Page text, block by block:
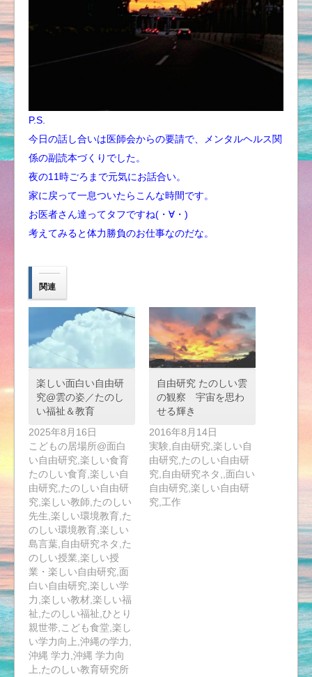
P.S.
今日の話し合いは医師会からの要請で、メンタルヘルス関
係の副読本づくりでした。
夜の11時ごろまで元気にお話合い。
家に戻って一息ついたらこんな時間です。
お医者さん達ってタフですね(・∀・)
考えてみると体力勝負のお仕事なのだな。
関連
楽しい面白い自由研
究@雲の姿／たのし
い福祉＆教育
2025年8月16日
こどもの居場所@面白
い自由研究,楽しい食育
たのしい食育,楽しい自
由研究,たのしい自由研
究,楽しい教師,たのしい
先生,楽しい環境教育,た
のしい環境教育,楽しい
島言葉,自由研究ネタ,た
のしい授業,楽しい授
業・楽しい自由研究,面
白い自由研究,楽しい学
力,楽しい教材,楽しい福
祉,たのしい福祉,ひとり
親世帯,こども食堂,楽し
い学力向上,沖縄の学力,
沖縄 学力,沖縄 学力向
上,たのしい教育研究所
自由研究 たのしい雲
の観察 宇宙を思わ
せる輝き
2016年8月14日
実験,自由研究,楽しい自
由研究,たのしい自由研
究,自由研究ネタ,,面白い
自由研究,楽しい自由研
究,工作